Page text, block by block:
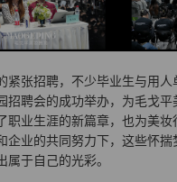
紧张招聘，不少毕业生与用
招聘会的成功举办，为毛戈
职业生涯的新篇章，也为美妆
企业的共同努力下，这些怀
属于自己的光彩。